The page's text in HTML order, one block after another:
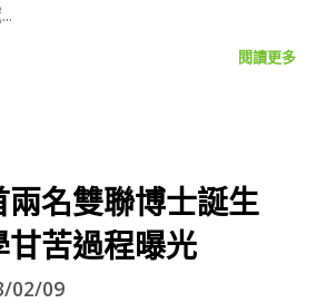
閱讀更多
兩名雙聯博士誕生
苦過程曝光
02/09